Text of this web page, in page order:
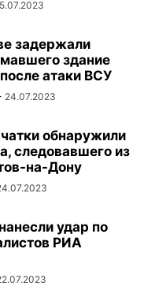
задержали
здание
атаки ВСУ
24.07.2023
обнаружили
следовавшего из
на-Дону
удар по
РИА